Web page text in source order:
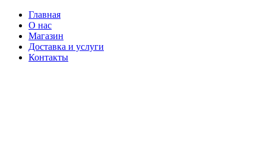
Главная
О нас
Магазин
Доставка и услуги
Контакты